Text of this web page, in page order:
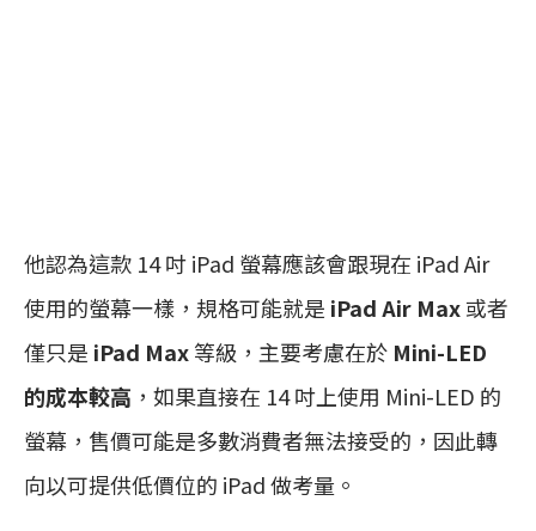
他認為這款 14 吋 iPad 螢幕應該會跟現在 iPad Air
使用的螢幕一樣，規格可能就是 iPad Air Max或者
僅只是 iPad Max等級，主要考慮在於 Mini-LED
的成本較高 ，如果直接在 14 吋上使用 Mini-LED 的
螢幕，售價可能是多數消費者無法接受的，因此轉
向以可提供低價位的 iPad 做考量。